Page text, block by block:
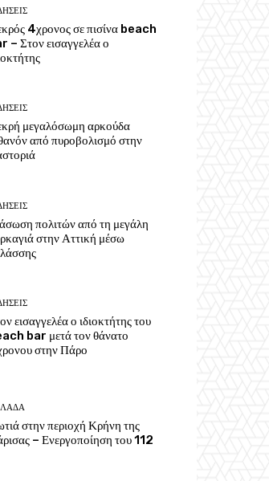
4χρονος σε πισίνα beach
– Στον εισαγγελέα ο
μεγαλόσωμη αρκούδα
από πυροβολισμό στην
πολιτών από τη μεγάλη
στην Αττική μέσω
εισαγγελέα ο ιδιοκτήτης του
bar μετά τον θάνατο
στην Πάρο
στην περιοχή Κρήνη της
– Ενεργοποίηση του 112